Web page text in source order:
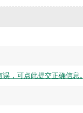
，可点此提交正确信息。